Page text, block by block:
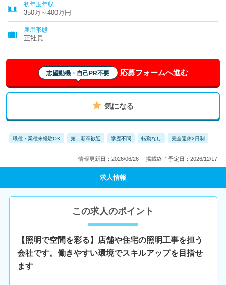
初年度年収
350万～400万円
雇用形態
正社員
志望動機・自己PR不要 応募フォームへ進む
気になる
職種・業種未経験OK 第二新卒歓迎 学歴不問 転勤なし 完全週休2日制
情報更新日：2026/06/26 掲載終了予定日：2026/12/17
求人情報
この求人のポイント
【照明で空間を彩る】店舗や住宅の照明工事を担う
会社です。働きやすい環境でスキルアップを目指せ
ます